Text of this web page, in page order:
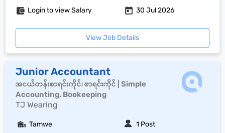
Login to view Salary 30 Jul 2026
View Job Details
Junior Accountant
အငယ်တန်းစာရင်းကိုင်၊ စာရင်းကိုင် | Simple
Accounting, Bookeeping
TJ Wearing
Tamwe 1 Post